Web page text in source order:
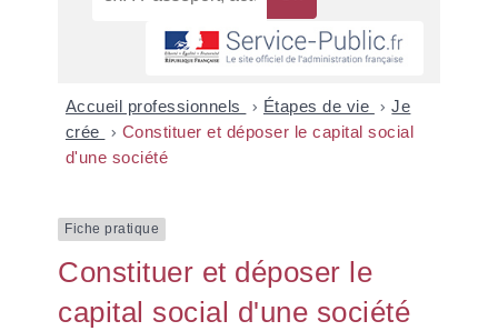
Accueil professionnels > Étapes de vie > Je
crée
> Constituer et déposer le capital social
d'une société
Fiche pratique
Constituer et déposer le
capital social d'une société